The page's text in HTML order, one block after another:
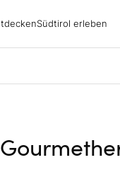
Südtirol erleben
Urlaubsgebiete